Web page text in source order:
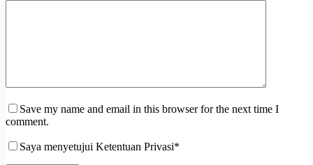
Save my name and email in this browser for the next time I
comment.
Saya menyetujui Ketentuan Privasi*